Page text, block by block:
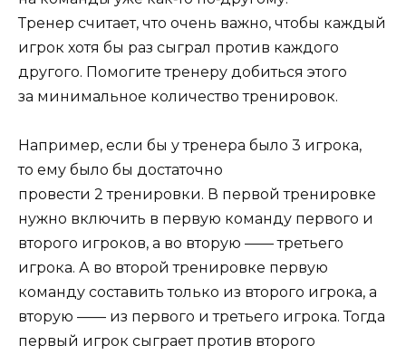
Тренер считает, что очень важно, чтобы каждый
игрок хотя бы раз сыграл против каждого
другого. Помогите тренеру добиться этого
за минимальное количество тренировок.
Например, если бы у тренера было 3 игрока,
то ему было бы достаточно
провести 2 тренировки. В первой тренировке
нужно включить в первую команду первого и
второго игроков, а во вторую —— третьего
игрока. А во второй тренировке первую
команду составить только из второго игрока, а
вторую —— из первого и третьего игрока. Тогда
первый игрок сыграет против второго